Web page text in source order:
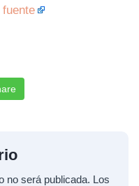
no será publicada. Los